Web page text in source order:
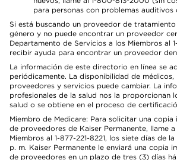
para personas con problemas auditivos
Si está buscando un proveedor de
género y no puede encontrar un proveedor
Departamento de Servicios a los Miembros al
recibir ayuda para encontrar un proveedor
La información de este directorio en línea se
periódicamente. La disponibilidad de médicos,
proveedores y servicios puede cambiar. La
profesionales de la salud nos la proporcionan
salud o se obtiene en el proceso de
Miembro de Medicare: Para solicitar una
de proveedores de Kaiser Permanente, llame
Miembros al 1-877-221-8221, los siete días de
p. m. Kaiser Permanente le enviará una copia
de proveedores en un plazo de tres (3) días